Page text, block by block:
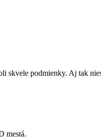
skvele podmienky. Aj tak
mestá.